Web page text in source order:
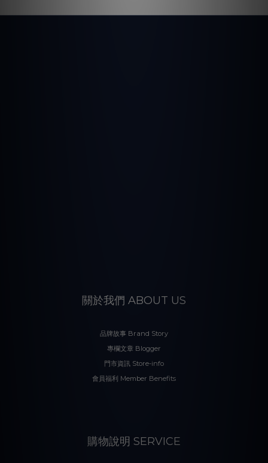
關於我們 ABOUT US
品牌故事 Brand Story
專欄文章 Blogger
門市資訊 Store-info
會員福利 Member Benefits
購物說明 SERVICE